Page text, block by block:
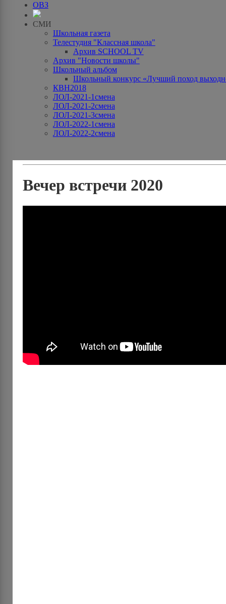
ОВЗ
СМИ
Школьная газета
Телестудия "Классная школа"
Архив SCHOOL TV
Архив "Новости школы"
Школьный альбом
Школьный конкурс «Лучший поход
КВН2018
ЛОЛ-2021-1смена
ЛОЛ-2021-2смена
ЛОЛ-2021-3смена
ЛОЛ-2022-1смена
ЛОЛ-2022-2смена
Вечер встречи 2020